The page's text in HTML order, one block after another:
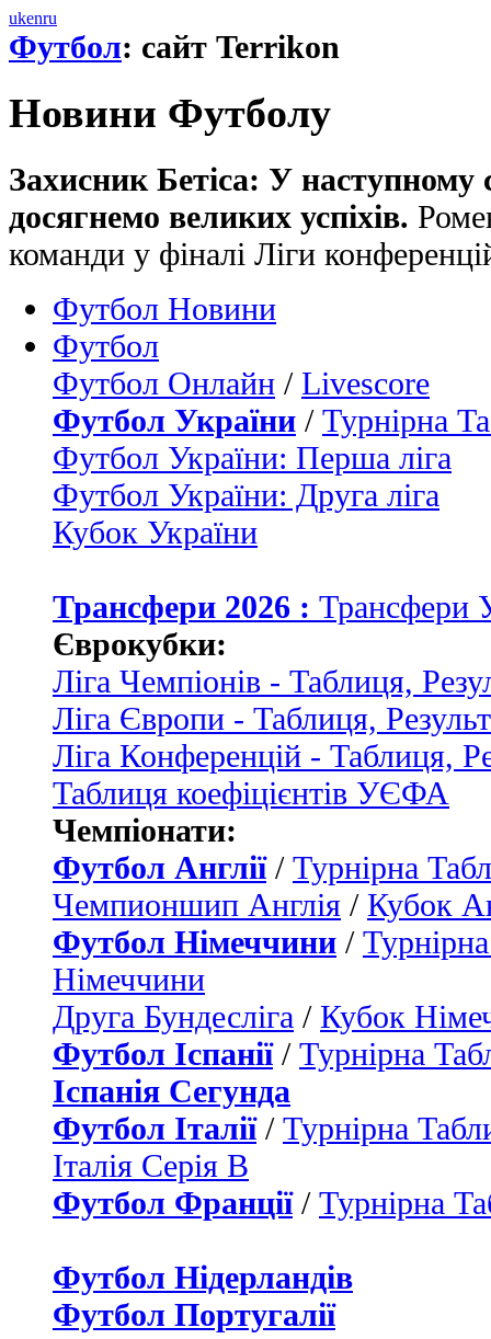
ukenru
Футбол: сайт Terrikon
Новини Футболу
Захисник Бетіса: У наступному
досягнемо великих успіхів.
команди у фіналі Ліги
Футбол Новини
Футбол
Футбол Онлайн / Livescore
Футбол України / Турнірна
Футбол України: Перша ліга
Футбол України: Друга ліга
Кубок України
Трансфери 2026 : Трансфери
Єврокубки:
Ліга Чемпіонів - Таблиця,
Ліга Європи - Таблиця,
Ліга Конференцій - Таблиця,
Таблиця коефіцієнтів УЄФА
Чемпіонати:
Футбол Англії/ Турнірна
Чемпионшип Англія / Кубок
Футбол Німеччини /
Німеччини
Друга Бундесліга / Кубок
Футбол Іспанії/ Турнірна
Іспанія Сегунда
Футбол Італії/ Турнірна
Італія Серія B
Футбол Франції/ Турнірна
Футбол Нідерландiв
Футбол Португалії